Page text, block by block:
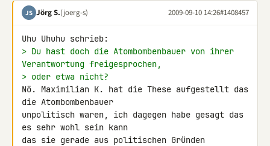
JS Jörg S.(joerg-s) 2009-09-10 14:26#1408457
> Du hast doch die Atombombenbauer von ihrer
Verantwortung freigesprochen,
> oder etwa nicht?
Nö. Maximilian K. hat die These aufgestellt das
die Atombombenbauer
unpolitisch waren, ich dagegen habe gesagt das
es sehr wohl sein kann
das sie gerade aus politischen Gründen